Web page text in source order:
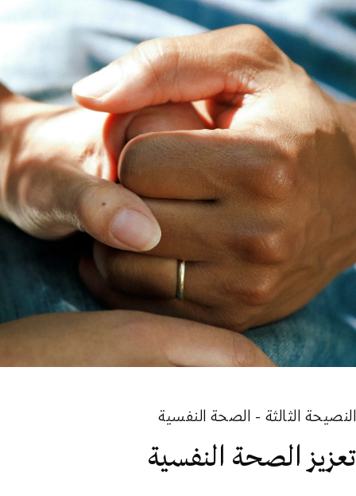
النصيحة الثالثة - الصحة النفسية
تعزيز الصحة النفسية